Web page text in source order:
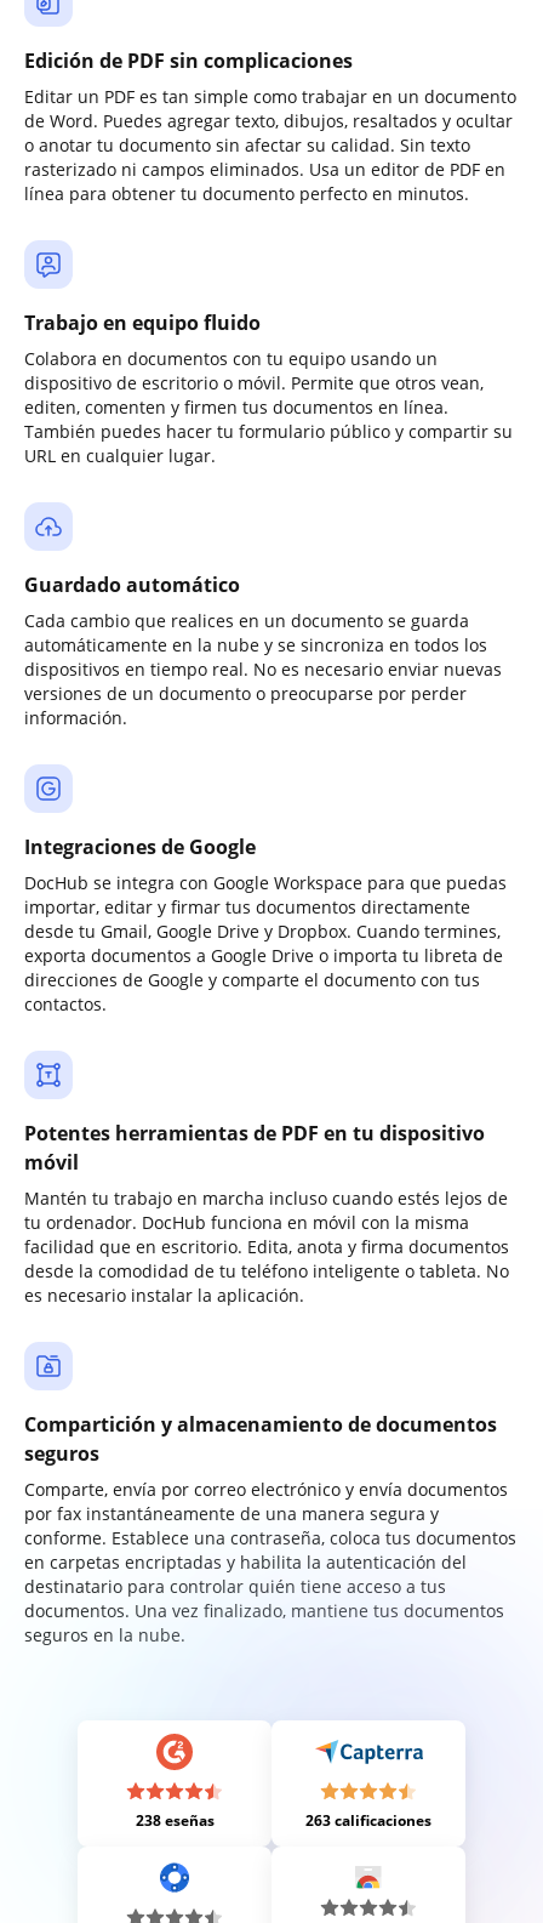
Edición de PDF sin complicaciones
Editar un PDF es tan simple como trabajar en un documento
de Word. Puedes agregar texto, dibujos, resaltados y ocultar
o anotar tu documento sin afectar su calidad. Sin texto
rasterizado ni campos eliminados. Usa un editor de PDF en
línea para obtener tu documento perfecto en minutos.
Trabajo en equipo fluido
Colabora en documentos con tu equipo usando un
dispositivo de escritorio o móvil. Permite que otros vean,
editen, comenten y firmen tus documentos en línea.
También puedes hacer tu formulario público y compartir su
URL en cualquier lugar.
Guardado automático
Cada cambio que realices en un documento se guarda
automáticamente en la nube y se sincroniza en todos los
dispositivos en tiempo real. No es necesario enviar nuevas
versiones de un documento o preocuparse por perder
información.
Integraciones de Google
DocHub se integra con Google Workspace para que puedas
importar, editar y firmar tus documentos directamente
desde tu Gmail, Google Drive y Dropbox. Cuando termines,
exporta documentos a Google Drive o importa tu libreta de
direcciones de Google y comparte el documento con tus
contactos.
Potentes herramientas de PDF en tu dispositivo
móvil
Mantén tu trabajo en marcha incluso cuando estés lejos de
tu ordenador. DocHub funciona en móvil con la misma
facilidad que en escritorio. Edita, anota y firma documentos
desde la comodidad de tu teléfono inteligente o tableta. No
es necesario instalar la aplicación.
Compartición y almacenamiento de documentos
seguros
Comparte, envía por correo electrónico y envía documentos
por fax instantáneamente de una manera segura y
conforme. Establece una contraseña, coloca tus documentos
en carpetas encriptadas y habilita la autenticación del
destinatario para controlar quién tiene acceso a tus
documentos. Una vez finalizado, mantiene tus documentos
seguros en la nube.
238 eseñas 263 calificaciones